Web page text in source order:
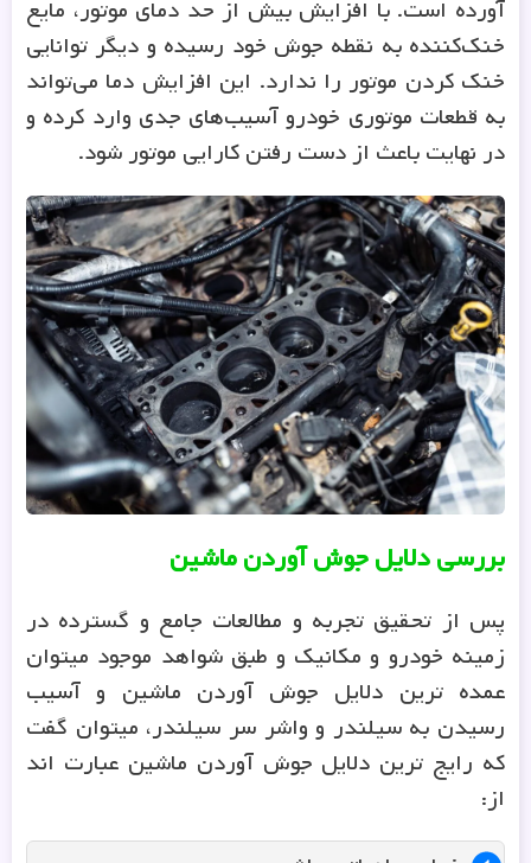
خنک‌کننده به نقطه جوش خود رسیده و دیگر توانایی
خنک کردن موتور را ندارد. این افزایش دما می‌تواند
به قطعات موتوری خودرو آسیب‌های جدی وارد کرده و
در نهایت باعث از دست رفتن کارایی موتور شود.
بررسی دلایل جوش آوردن ماشین
پس از تحقیق تجربه و مطالعات جامع و گسترده در
زمینه خودرو و مکانیک و طبق شواهد موجود میتوان
عمده ترین دلایل جوش آوردن ماشین و آسیب
رسیدن به سیلندر و واشر سر سیلندر، میتوان گفت
که رایج ترین دلایل جوش آوردن ماشین عبارت اند
از:
خرابی رادیاتور ماشین